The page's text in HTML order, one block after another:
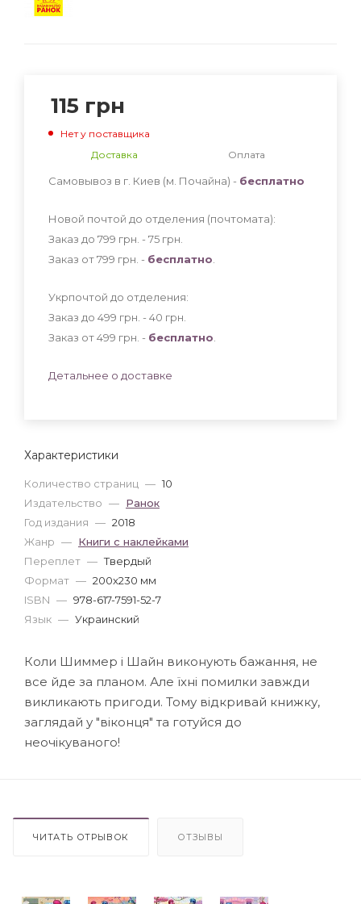
Характеристики
Количество страниц — 10
Издательство — Ранок
Год издания — 2018
Жанр — Книги с наклейками
Переплет — Твердый
Формат — 200x230 мм
ISBN — 978-617-7591-52-7
Язык — Украинский
115 грн
Нет у поставщика
Доставка
Оплата
Самовывоз в г. Киев (м. Почайна) - бесплатно
Новой почтой до отделения (почтомата):
Заказ до 799 грн. - 75 грн
Заказ от 799 грн. - бесплатно
Укрпочтой до отделения:
Заказ до 499 грн. - 40 грн
Заказ от 499 грн. - бесплатно
Детальнее о доставке
Коли Шиммер і Шайн виконують бажання, не
все йде за планом. Але їхні помилки завжди
викликають пригоди. Тому відкривай книжку,
заглядай у "віконця" та готуйся до
неочікуваного!
ЧИТАТЬ ОТРЫВОК ОТЗЫВЫ